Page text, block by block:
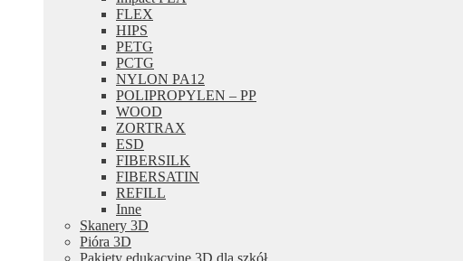
FLEX
HIPS
PETG
PCTG
NYLON PA12
POLIPROPYLEN – PP
WOOD
ZORTRAX
ESD
FIBERSILK
FIBERSATIN
REFILL
Inne
Skanery 3D
Pióra 3D
Pakiety edukacyjne 3D dla szkół